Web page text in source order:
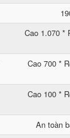
Cao 1.070 *
Cao 700 *
Cao 100 *
An toàn